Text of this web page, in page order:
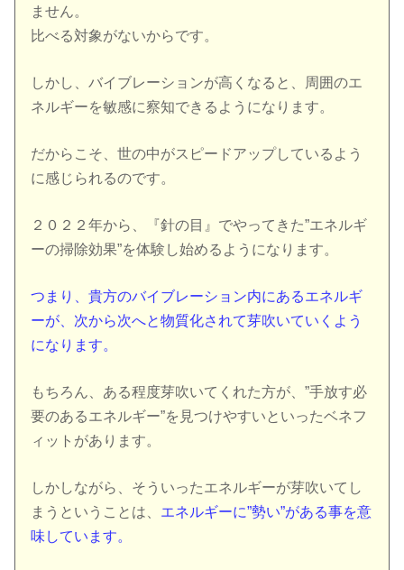
ません。
比べる対象がないからです。
しかし、バイブレーションが高くなると、周囲のエ
ネルギーを敏感に察知できるようになります。
だからこそ、世の中がスピードアップしているよう
に感じられるのです。
２０２２年から、『針の目』でやってきた”エネルギ
ーの掃除効果”を体験し始めるようになります。
つまり、貴方のバイブレーション内にあるエネルギ
ーが、次から次へと物質化されて芽吹いていくよう
になります。
もちろん、ある程度芽吹いてくれた方が、”手放す必
要のあるエネルギー”を見つけやすいといったベネフ
ィットがあります。
しかしながら、そういったエネルギーが芽吹いてし
まうということは、 エネルギーに”勢い”がある事を意
味しています。